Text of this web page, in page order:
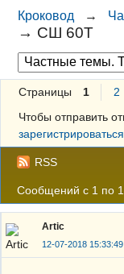
Архив
ГАЛЕРЕЯ
Правила
Поиск
Регистрация
Вход
Кроковод →
→ СШ 60Т
Страницы 1 2
Чтобы отправить
зарегистрироваться
RSS
Сообщений с 1 по
Artic
12-07-2018 15:33:49